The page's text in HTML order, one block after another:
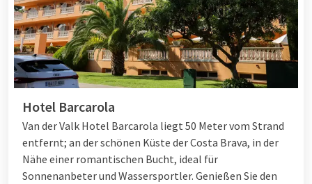
Hotel Barcarola
Van der Valk Hotel Barcarola liegt 50 Meter vom Strand
entfernt; an der schönen Küste der Costa Brava, in der
Nähe einer romantischen Bucht, ideal für
Sonnenanbeter und Wassersportler. Genießen Sie den